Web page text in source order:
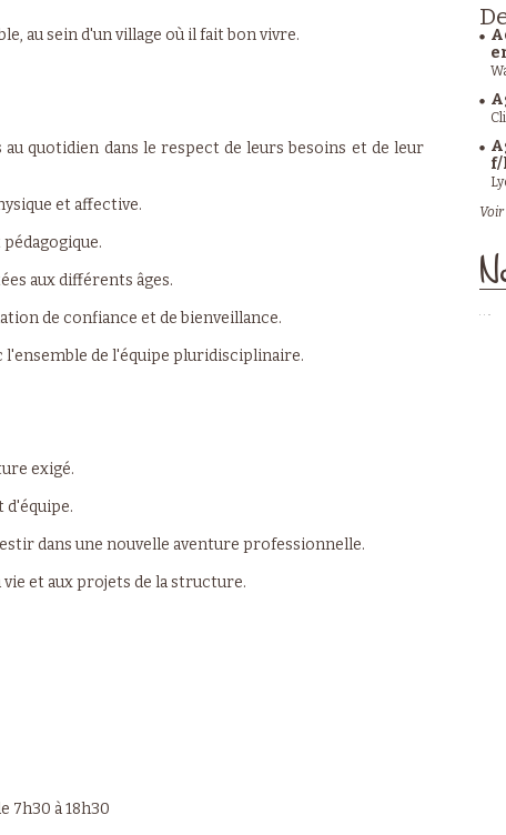
au sein d'un village où il fait bon vivre.
quotidien dans le respect de leurs besoins et de leur
et affective.
aux différents âges.
de confiance et de bienveillance.
de l'équipe pluridisciplinaire.
exigé.
d'équipe.
dans une nouvelle aventure professionnelle.
et aux projets de la structure.
7h30 à 18h30
f/
Voir